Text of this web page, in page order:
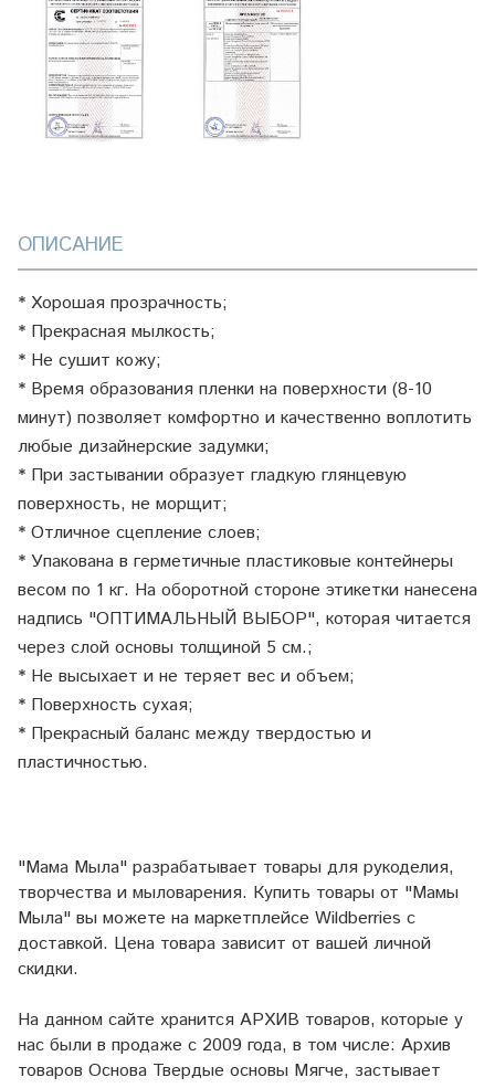
ОПИСАНИЕ
* Хорошая прозрачность;
* Прекрасная мылкость;
* Не сушит кожу;
* Время образования пленки на поверхности (8-10
минут) позволяет комфортно и качественно воплотить
любые дизайнерские задумки;
* При застывании образует гладкую глянцевую
поверхность, не морщит;
* Отличное сцепление слоев;
* Упакована в герметичные пластиковые контейнеры
весом по 1 кг. На оборотной стороне этикетки нанесена
надпись "ОПТИМАЛЬНЫЙ ВЫБОР", которая читается
через слой основы толщиной 5 см.;
* Не высыхает и не теряет вес и объем;
* Поверхность сухая;
* Прекрасный баланс между твердостью и
пластичностью.
"Мама Мыла" разрабатывает товары для рукоделия,
творчества и мыловарения. Купить товары от "Мамы
Мыла" вы можете на маркетплейсе Wildberries с
доставкой. Цена товара зависит от вашей личной
скидки.
На данном сайте хранится АРХИВ товаров, которые у
нас были в продаже с 2009 года, в том числе: Архив
товаров Основа Твердые основы Мягче, застывает